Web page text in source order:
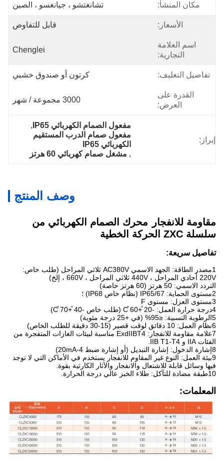
مكان المنشأ: تشانغتشو ، جيانغسو ، الصين
الأسعار: قابل للتفاوض
اسم العلامة
التجارية:
Chenglei
تفاصيل التغليف: كرتون أو صندوق خشبي
القدرة على
العرض:
3000 مجموعة / شهر
إبراز:
مفعول الصمام الكهربائي IP65
,
مفعول صمام الدرب المستقيم
الكهربائي IP65
, مشغل صمام كهربائي 60 هرتز
وصف المنتج
مقاومة للانفجار
محرك الصمام الكهربائي من
سلسلة ZXC الحركة الخطية
تفاصيل سريعة:
1مصدر الطاقة: الجهد الاسمي AC380V ثلاثي المراحل (طلب خاص:
220V أحادي المراحل ، 440V ثلاثي المراحل ، 660V ، إلخ)
التردد الاسمي: 50 هرتز (60 هرتز خاصة)
4درجة حرارة العمل: -20 ̊+60 ̊C (طلب خاص -40 ̊+70 ̊C)
5الرطوبة النسبية: ≤95% (في +25 درجة مئوية)
6نظام العمل: 10 دقائق لوقت قصير (15-30 دقيقة للطلب الخاص)
7علامة مقاومة للانفجار: ExdIIBT4 مناسبة لبيئات الغازات المتفجرة من
الفئات IIA و IIB T1-T4.
8إشارة الدخول: إشارة التبديل (أو إشارة ضبط 4-20mA)
9بيئة العمل: النوع غير المقاوم للانفجار يستخدم في الأماكن التي لا توجد
فيها وسائل قابلة للاشتعال والانفجار والآثار الكارثية بقوة.
10طبقة مضادة للتآكل: طلاء الخبز عالي درجة الحرارة.
المعلمات: